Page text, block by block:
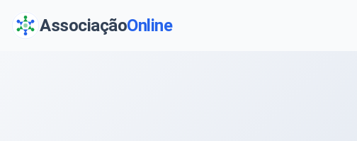
AssociaçãoOnline